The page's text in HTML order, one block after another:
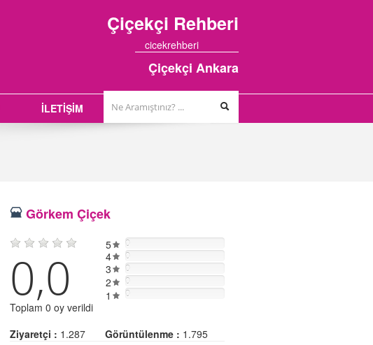
Çiçekçi Rehberi
cicekrehberi
Çiçekçi Ankara
İLETİŞİM
Görkem Çiçek
0,0
Toplam 0 oy verildi
5 0
4 0
3 0
2 0
1 0
Ziyaretçi : 1.287 Görüntülenme : 1.795